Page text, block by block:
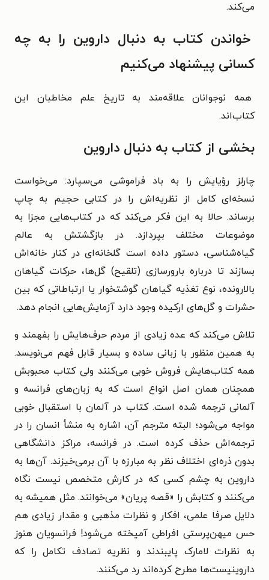
می‌کند.
خواندن کتاب به دنبال داروین را به چه
کسانی پیشنهاد می‌کنیم
همه نوجوانان علاقه‌مند به تاریخ علم مخاطبان این
کتاب‌اند.
بخشی از کتاب به دنبال داروین
چارلز رؤیایش را به باد فراموشی می‌سپارد: می‌خواست
نسخه‌ای کامل از نظریه‌اش را در کتابی حجیم به چاپ
برساند. حالا به این فکر می‌کند که در کتاب‌هایی مجزا به
موضوعات مختلف بپردازد. در بازگشتش به عالم
گیاه‌شناسی، دستور داده است گلخانه‌ای در کنار خانه‌اش
بسازند تا درباره بارورسازی (تلقیح) گل‌ها، حرکات گیاهان
بالارونده، نوع تغذیه گیاهان گوشتخوار یا ارتباطاتی که بین
حشرات و گل‌های ارکیده وجود دارد آزمایش‌هایی انجام دهد.
تلاش می‌کند که عده زیادی از مردم حرف‌هایش را بفهمند و
به همین منظور با زبانی ساده و بسیار قابل فهم می‌نویسد.
همه کتاب‌هایش فروش خوبی می‌کنند ولی کتاب محبوبش
همچنان همان اصل انواع است که به زبان‌های فرانسه و
آلمانی ترجمه شده است. کتاب در آلمان با استقبال خوبی
مواجه می‌شود؛ البته مترجم آن، اشاره به منشأ انسان را در
ترجمه‌اش حذف کرده است. در فرانسه، مراکز دانشگاهی
بدون ذره‌ای اختلاف نظر به مبارزه با آن برمی‌خیزند. آن‌ها به
داروین به چشم کسی که در کارش متخصص نیست نگاه
می‌کنند و کتابش را «قصه پریان» می‌خوانند. مثل همیشه به
دلایل صرفا علمی، افکار و نظرات مذهبی و مقدار زیادی هم
حس میهن‌پرستی افراطی آمیخته می‌شود! فرانسویان هنوز
به نظرات لامارک پایبندند و نظریه تصادف تکامل را که
داروینیست‌ها مطرح کرده‌اند رد می‌کنند.